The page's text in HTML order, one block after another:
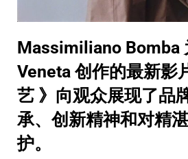
Massimiliano Bomba
Veneta 创作的最新影
艺 》向观众展现了品
承、创新精神和对精
护。